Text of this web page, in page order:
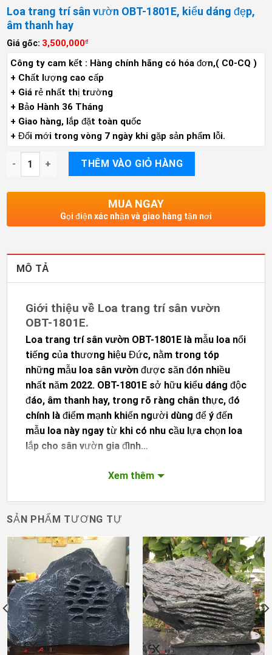
Loa trang trí sân vườn OBT-1801E, kiểu dáng đẹp,
âm thanh hay
Giá gốc: 3,500,000₫
Công ty cam kết : Hàng chính hãng có hóa đơn,( C0-CQ )
+ Chất lượng cao cấp
+ Giá rẻ nhất thị trường
+ Bảo Hành 36 Tháng
+ Giao hàng, lắp đặt toàn quốc
+ Đổi mới trong vòng 7 ngày khi gặp sản phẩm lỗi.
Loa trang trí sân vườn OBT-1801E, kiểu dáng đẹp, âm thanh
THÊM VÀO GIỎ HÀNG
MUA NGAY
Gọi điện xác nhận và giao hàng tận nơi
MÔ TẢ
Giới thiệu về Loa trang trí sân vườn
OBT-1801E.
Loa trang trí sân vườn OBT-1801E là mẫu loa nổi
tiếng của thương hiệu Đức, nằm trong tóp
những mẫu loa sân vườn được săn đón nhiều
nhất năm 2022. OBT-1801E sở hữu kiểu dáng độc
đáo, âm thanh hay, trong rõ ràng chân thực, đó
chính là điểm mạnh khiến người dùng để ý đến
mẫu loa này ngay từ khi có nhu cầu lựa chọn loa
lắp cho sân vườn gia đình…
composite cao cấp có tráng một lớp sơn nhựa
độ bền ổn định thì loa OBT-1801E
pháp tối ưu nhất cho bạn ở thời điểm hiện tại.
Sao Xanh Audiophân phối với giá rẻ nhất thị
trường, bảo hành 12 tháng, lõi kỹ thuật đổi mới
trong vòng 1 tuần sử dụng, liên hệ0975 514
222 –0977 934 800
để được tư vấn hỗ trợ
trực tiếp.
Xem thêm
SẢN PHẨM TƯƠNG TỰ